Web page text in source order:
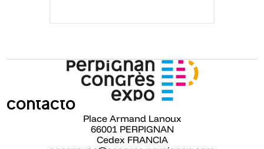
Contacto
Place Armand Lanoux
66001 PERPIGNAN
Cedex FRANCIA